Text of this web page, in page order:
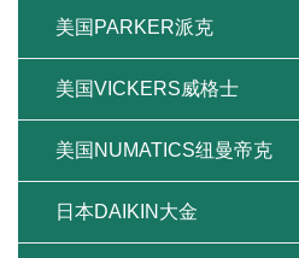
美国PARKER派克
美国VICKERS威格士
美国NUMATICS纽曼帝克
日本DAIKIN大金